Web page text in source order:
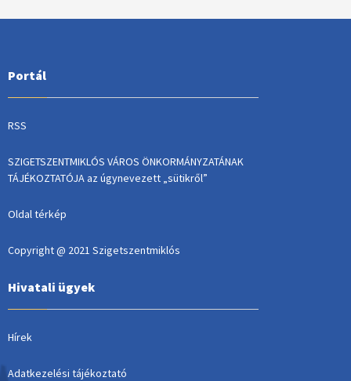
Portál
RSS
SZIGETSZENTMIKLÓS VÁROS ÖNKORMÁNYZATÁNAK
TÁJÉKOZTATÓJA az úgynevezett „sütikről”
Oldal térkép
Copyright @ 2021 Szigetszentmiklós
Hivatali ügyek
Hírek
Adatkezelési tájékoztató